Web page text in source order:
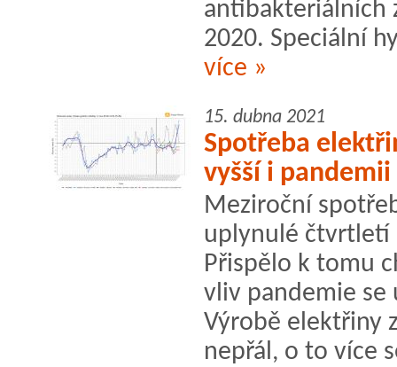
antibakteriálních
2020. Speciální
více »
15. dubna 2021
Spotřeba
vyšší i pandemii
Meziroční
uplynulé čtvrtletí
Přispělo k tomu
vliv pandemie se
Výrobě elektřiny
nepřál, o to více